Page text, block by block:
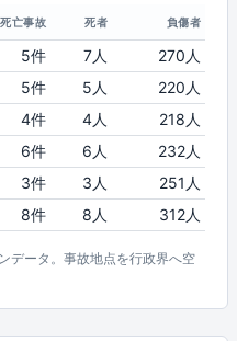
死亡事故 死者 負傷者
5件 7人
270人
5件 5人
220人
4件 4人
218人
6件 6人
232人
3件 3人
251人
8件 8人 312人
データ。事故地点を行政界へ空